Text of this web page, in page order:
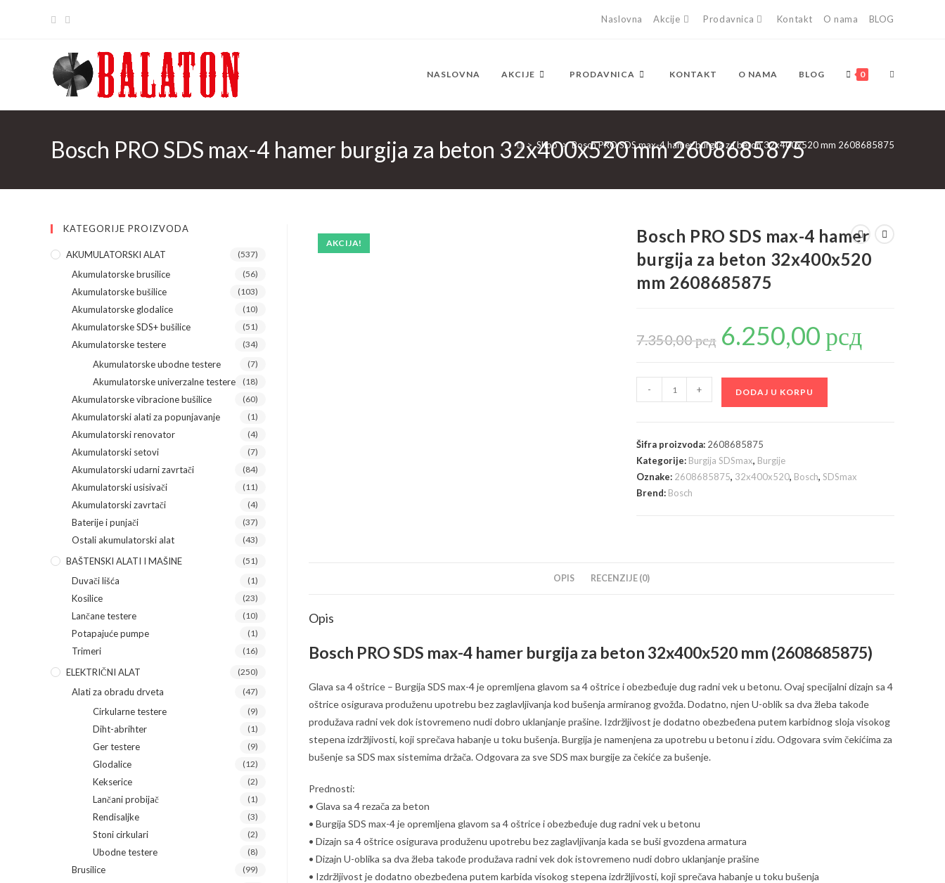
Naslovna Akcije Prodavnica Kontakt O nama BLOG
NASLOVNA AKCIJE PRODAVNICA KONTAKT O NAMA BLOG 0 TOGGLE
WEBSITE
Bosch PRO SDS max-4 hamer burgija za beton 32x400x520 mm 2608685875
> Shop > Bosch PRO SDS max-4 hamer burgija za beton 32x400x520 mm 2608685875
AKCIJA!
Bosch PRO SDS max-4 hamer
burgija za beton 32x400x520
mm 2608685875
7.350,00рсд
Originalna
cena
je
6.250,00рсдje:
PRO
max-
4
hamer
burgija
2608685875
- + DODAJ U KORPU
Šifra proizvoda: 2608685875
Kategorije: Burgija SDSmax, Burgije
Oznake: 2608685875, 32x400x520, Bosch,SDSmax
Brend: Bosch
OPIS RECENZIJE (0)
Opis
Bosch PRO SDS max-4 hamer burgija za beton 32x400x520 mm (2608685875)
Glava sa 4 oštrice – Burgija SDS max-4 je opremljena glavom sa 4 oštrice i obezbeđuje dug radni vek u betonu. Ovaj specijalni dizajn sa 4
oštrice osigurava produženu upotrebu bez zaglavljivanja kod bušenja armiranog gvožđa. Dodatno, njen U-oblik sa dva žleba takođe
produžava radni vek dok istovremeno nudi dobro uklanjanje prašine. Izdržljivost je dodatno obezbeđena putem karbidnog sloja visokog
stepena izdržljivosti, koji sprečava habanje u toku bušenja. Burgija je namenjena za upotrebu u betonu i zidu. Odgovara svim čekićima za
bušenje sa SDS max sistemima držača. Odgovara za sve SDS max burgije za čekiće za bušenje.
Prednosti:
• Glava sa 4 rezača za beton
• Burgija SDS max-4 je opremljena glavom sa 4 oštrice i obezbeđuje dug radni vek u betonu
• Dizajn sa 4 oštrice osigurava produženu upotrebu bez zaglavljivanja kada se buši gvozdena armatura
• Dizajn U-oblika sa dva žleba takođe produžava radni vek dok istovremeno nudi dobro uklanjanje prašine
• Izdržljivost je dodatno obezbeđena putem karbida visokog stepena izdržljivosti, koji sprečava habanje u toku bušenja
KATEGORIJE PROIZVODA
AKUMULATORSKI ALAT (537)
Akumulatorske brusilice (56)
Akumulatorske bušilice (103)
Akumulatorske glodalice (10)
Akumulatorske SDS+ bušilice (51)
Akumulatorske testere (34)
Akumulatorske ubodne testere (7)
Akumulatorske univerzalne testere (18)
Akumulatorske vibracione bušilice (60)
Akumulatorski alati za popunjavanje (1)
Akumulatorski renovator (4)
Akumulatorski setovi (7)
Akumulatorski udarni zavrtači (84)
Akumulatorski usisivači (11)
Akumulatorski zavrtači (4)
Baterije i punjači (37)
Ostali akumulatorski alat (43)
BAŠTENSKI ALATI I MAŠINE (51)
Duvači lišća (1)
Kosilice (23)
Lančane testere (10)
Potapajuće pumpe (1)
Trimeri (16)
ELEKTRIČNI ALAT (250)
Alati za obradu drveta (47)
Cirkularne testere (9)
Diht-abrihter (1)
Ger testere (9)
Glodalice (12)
Kekserice (2)
Lančani probijač (1)
Rendisaljke (3)
Stoni cirkulari (2)
Ubodne testere (8)
Brusilice (99)